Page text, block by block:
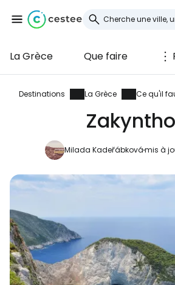
La Grèce Que faire
Destinations La Grèce Ce qu'il
Milada Kadeřábkovámis à
Se connecter
Cestee
... la communauté mondiale
Poursuivre avec le
électronique